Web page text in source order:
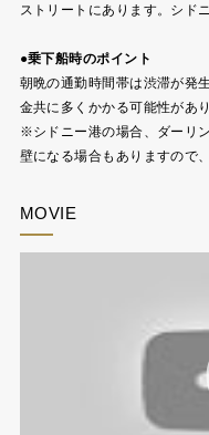
ストリートにあります。シド
●乗下船時のポイント
朝晩の通勤時間帯は渋滞が発
金共に多くかかる可能性があ
※シドニー港の場合、ダーリ
壁になる場合もありますので
MOVIE